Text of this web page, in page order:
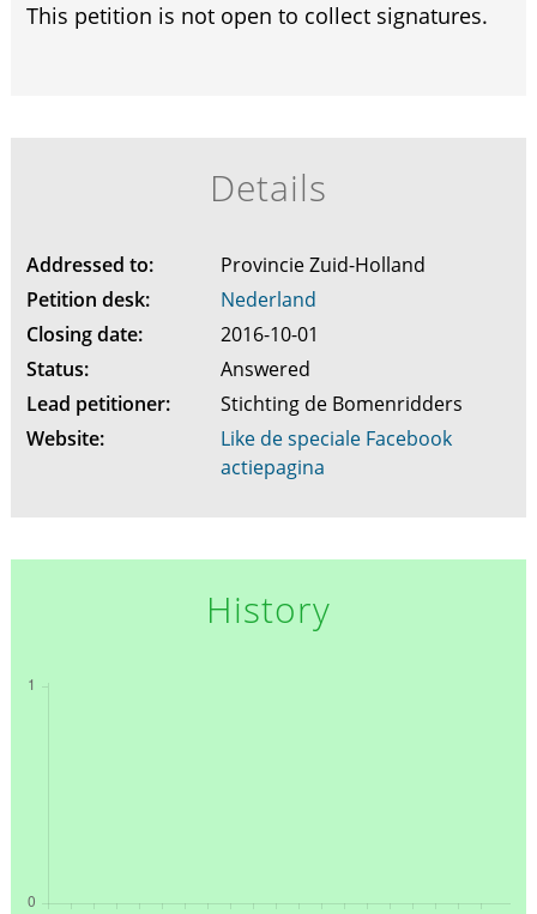
This petition is not open to collect signatures.
Details
Addressed to:
Provincie Zuid-Holland
Petition desk:
Nederland
Closing date:
2016-10-01
Status:
Answered
Lead petitioner:
Stichting de Bomenridders
Website:
Like de speciale Facebook
actiepagina
History